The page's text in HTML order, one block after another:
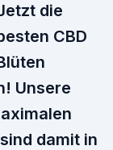
die
CBD
Unsere
damit in